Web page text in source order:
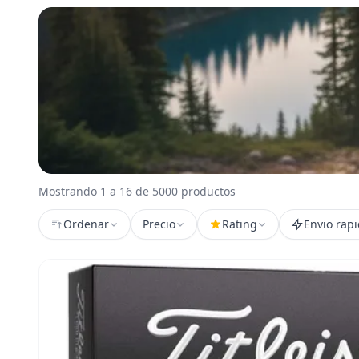
Mostrando 1 a 16 de 5000 productos
Ordenar Precio Rating Envio